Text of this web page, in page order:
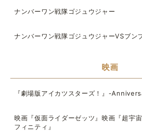
ナンバーワン戦隊ゴジュウジャー
ナンバーワン戦隊ゴジュウジャーVSブン
映画
『劇場版アイカツスターズ！』-
映画『仮面ライダーゼッツ』映画『超宇
フィニティ』